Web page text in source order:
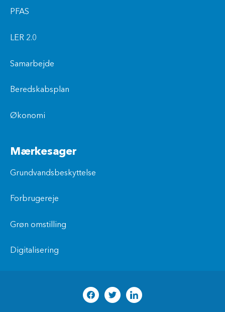
PFAS
LER 2.0
Samarbejde
Beredskabsplan
Økonomi
Mærkesager
Grundvandsbeskyttelse
Forbrugereje
Grøn omstilling
Digitalisering